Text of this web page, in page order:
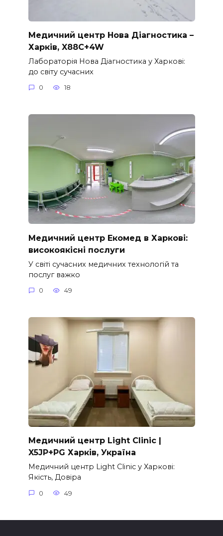
Медичний центр Нова Діагностика –
Харків, X88C+4W
Лабораторія Нова Діагностика у Харкові:
до світу сучасних
0 18
Медичний центр Екомед в Харкові:
високоякісні послуги
У світі сучасних медичних технологій та
послуг важко
0 49
Медичний центр Light Clinic |
X5JP+PG Харків, Україна
Медичний центр Light Clinic у Харкові:
Якість, Довіра
0 49